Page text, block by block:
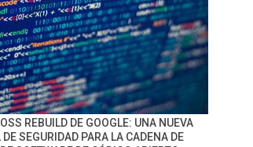
REBUILD DE GOOGLE: UNA NUEVA
SEGURIDAD PARA LA CADENA DE